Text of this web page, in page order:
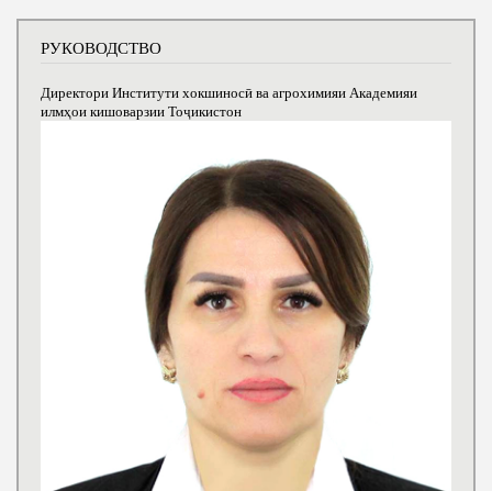
РУКОВОДСТВО
Директори Институти хокшиносӣ ва агрохимияи Академияи
илмҳои кишоварзии Тоҷикистон